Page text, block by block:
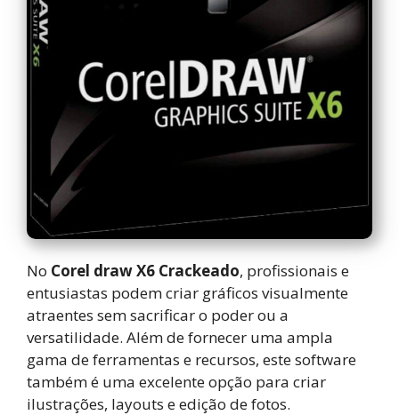
No Corel draw X6 Crackeado, profissionais e
entusiastas podem criar gráficos visualmente
atraentes sem sacrificar o poder ou a
versatilidade. Além de fornecer uma ampla
gama de ferramentas e recursos, este software
também é uma excelente opção para criar
ilustrações, layouts e edição de fotos.